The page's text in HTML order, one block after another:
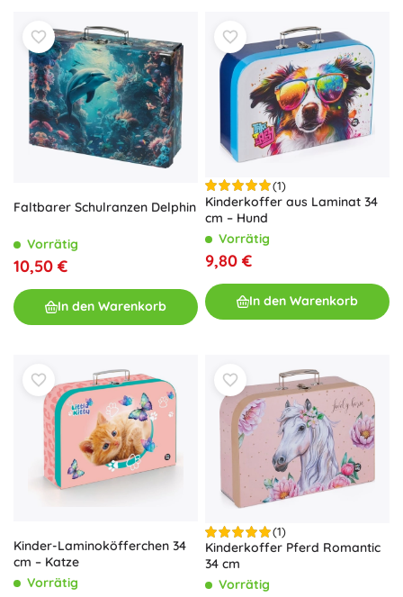
Faltbarer Schulranzen Delphin
Vorrätig
10,50 €
In den Warenkorb
(1)
Kinderkoffer aus Laminat 34
cm – Hund
Vorrätig
9,80 €
In den Warenkorb
Kinder-Laminoköfferchen 34
cm – Katze
Vorrätig
(1)
Kinderkoffer Pferd Romantic
34 cm
Vorrätig